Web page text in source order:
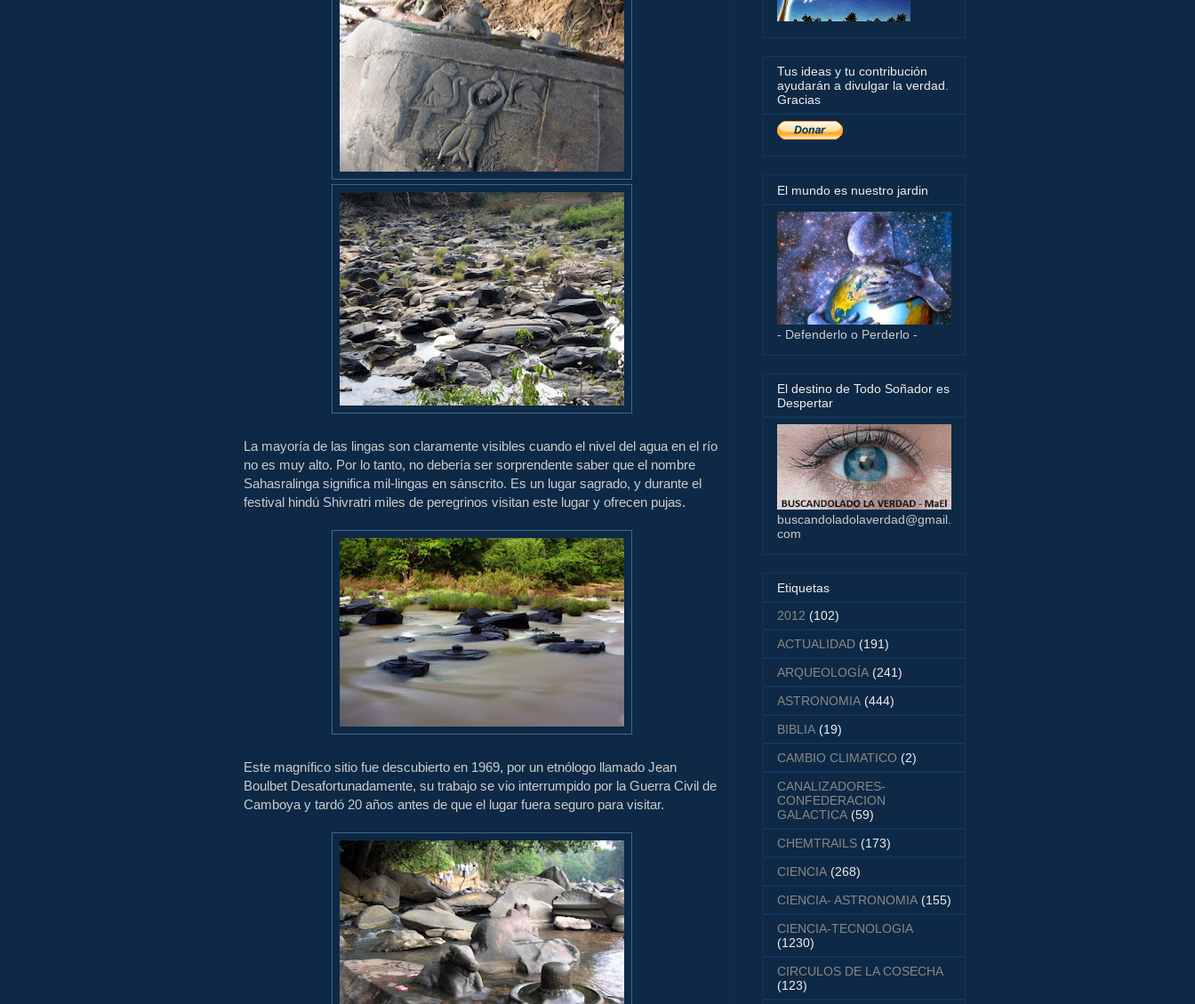
La mayoría de las lingas son claramente visibles cuando el nivel del agua en el río
no es muy alto. Por lo tanto, no debería ser sorprendente saber que el nombre
Sahasralinga significa mil-lingas en sánscrito. Es un lugar sagrado, y durante el
festival hindú Shivratri miles de peregrinos visitan este lugar y ofrecen pujas.
Este magnífico sitio fue descubierto en 1969, por un etnólogo llamado Jean
Boulbet Desafortunadamente, su trabajo se vio interrumpido por la Guerra Civil de
Camboya y tardó 20 años antes de que el lugar fuera seguro para visitar.
Tus ideas y tu contribución
ayudarán a divulgar la verdad.
Gracias
El mundo es nuestro jardin
- Defenderlo o Perderlo -
El destino de Todo Soñador es
Despertar
buscandoladolaverdad@gmail.
com
Etiquetas
2012 (102)
ACTUALIDAD (191)
ARQUEOLOGÍA (241)
ASTRONOMIA (444)
BIBLIA (19)
CAMBIO CLIMATICO (2)
CANALIZADORES-
CONFEDERACION
GALACTICA (59)
CHEMTRAILS (173)
CIENCIA (268)
CIENCIA- ASTRONOMIA (155)
CIENCIA-TECNOLOGIA
(1230)
CIRCULOS DE LA COSECHA
(123)